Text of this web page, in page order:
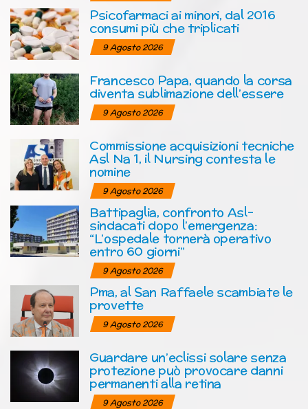
Psicofarmaci ai minori, dal 2016
consumi più che triplicati
9 Agosto 2026
Francesco Papa, quando la corsa
diventa sublimazione dell’essere
9 Agosto 2026
Commissione acquisizioni tecniche
Asl Na 1, il Nursing contesta le
nomine
9 Agosto 2026
Battipaglia, confronto Asl-
sindacati dopo l’emergenza:
“L’ospedale tornerà operativo
entro 60 giorni”
9 Agosto 2026
Pma, al San Raffaele scambiate le
provette
9 Agosto 2026
Guardare un’eclissi solare senza
protezione può provocare danni
permanenti alla retina
9 Agosto 2026